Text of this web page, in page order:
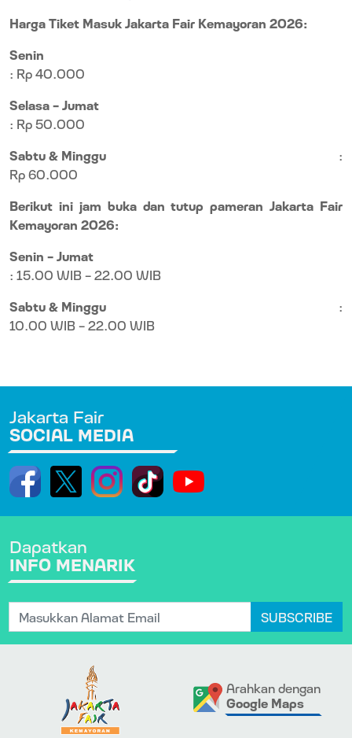
Harga Tiket Masuk Jakarta Fair Kemayoran 2026:
Senin
: Rp 40.000
Selasa – Jumat
: Rp 50.000
Sabtu & Minggu
:
Rp 60.000
Berikut ini jam buka dan tutup pameran Jakarta Fair
Kemayoran 2026:
Senin – Jumat
: 15.00 WIB – 22.00 WIB
Sabtu & Minggu
:
10.00 WIB – 22.00 WIB
Jakarta Fair
SOCIAL MEDIA
Dapatkan
INFO MENARIK
SUBSCRIBE
Arahkan dengan
Google Maps